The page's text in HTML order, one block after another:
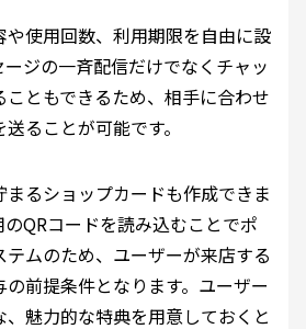
や使用回数、利用期限を自由に設
ジの一斉配信だけでなくチャッ
こともできるため、相手に合わせ
ることが可能です。
まるショップカードも作成できま
QRコードを読み込むことでポ
ムのため、ユーザーが来店する
前提条件となります。ユーザー
魅力的な特典を用意しておくと